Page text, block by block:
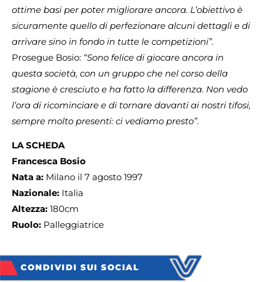
ottime basi per poter migliorare ancora. L’obiettivo è
sicuramente quello di perfezionare alcuni dettagli e di
arrivare sino in fondo in tutte le competizioni”.
Prosegue Bosio: “Sono felice di giocare ancora in
questa società, con un gruppo che nel corso della
stagione è cresciuto e ha fatto la differenza. Non vedo
l’ora di ricominciare e di tornare davanti ai nostri tifosi,
sempre molto presenti: ci vediamo presto”.
LA SCHEDA
Francesca Bosio
Nata a: Milano il 7 agosto 1997
Nazionale: Italia
Altezza: 180cm
Ruolo: Palleggiatrice
CONDIVIDI SUI SOCIAL